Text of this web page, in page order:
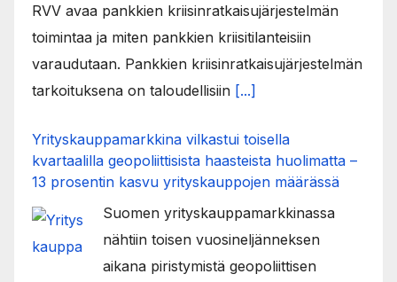
RVV avaa pankkien kriisinratkaisujärjestelmän
toimintaa ja miten pankkien kriisitilanteisiin
varaudutaan. Pankkien kriisinratkaisujärjestelmän
tarkoituksena on taloudellisiin [...]
Yrityskauppamarkkina vilkastui toisella
kvartaalilla geopoliittisista haasteista huolimatta –
13 prosentin kasvu yrityskauppojen määrässä
Suomen yrityskauppamarkkinassa
nähtiin toisen vuosineljänneksen
aikana piristymistä geopoliittisen